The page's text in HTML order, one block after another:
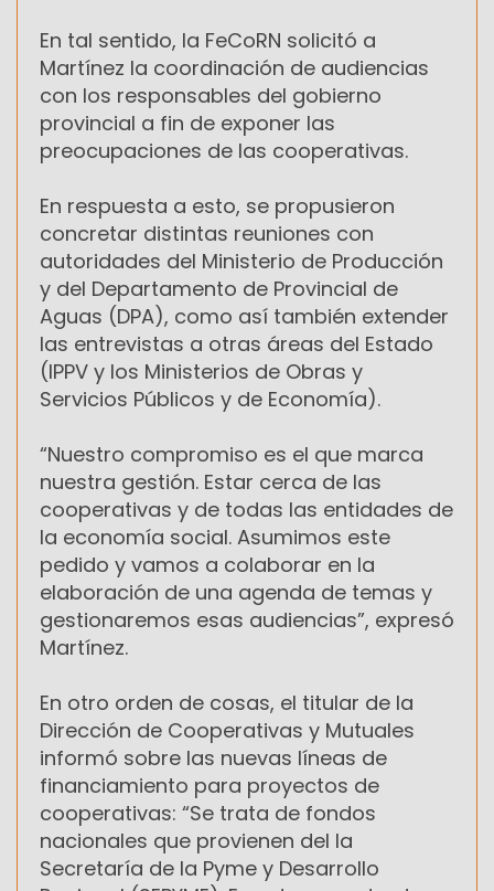
En tal sentido, la FeCoRN solicitó a
Martínez la coordinación de audiencias
con los responsables del gobierno
provincial a fin de exponer las
preocupaciones de las cooperativas.
En respuesta a esto, se propusieron
concretar distintas reuniones con
autoridades del Ministerio de Producción
y del Departamento de Provincial de
Aguas (DPA), como así también extender
las entrevistas a otras áreas del Estado
(IPPV y los Ministerios de Obras y
Servicios Públicos y de Economía).
“Nuestro compromiso es el que marca
nuestra gestión. Estar cerca de las
cooperativas y de todas las entidades de
la economía social. Asumimos este
pedido y vamos a colaborar en la
elaboración de una agenda de temas y
gestionaremos esas audiencias”, expresó
Martínez.
En otro orden de cosas, el titular de la
Dirección de Cooperativas y Mutuales
informó sobre las nuevas líneas de
financiamiento para proyectos de
cooperativas: “Se trata de fondos
nacionales que provienen del la
Secretaría de la Pyme y Desarrollo